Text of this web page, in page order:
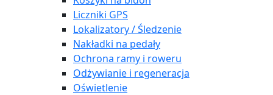
Liczniki GPS
Lokalizatory / Śledzenie
Nakładki na pedały
Ochrona ramy i roweru
Odżywianie i regeneracja
Oświetlenie